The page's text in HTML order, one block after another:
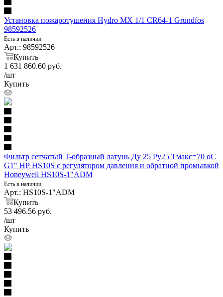
Установка пожаротушения Hydro MX 1/1 CR64-1 Grundfos
98592526
Есть в наличии
Арт.: 98592526
Купить
1 631 860.60 руб.
/шт
Купить
Фильтр сетчатый T-образный латунь Ду 25 Ру25 Тмакс=70 oC
G1" НР HS10S с регулятором давления и обратной промывкой
Honeywell HS10S-1"ADM
Есть в наличии
Арт.: HS10S-1"ADM
Купить
53 496.56 руб.
/шт
Купить